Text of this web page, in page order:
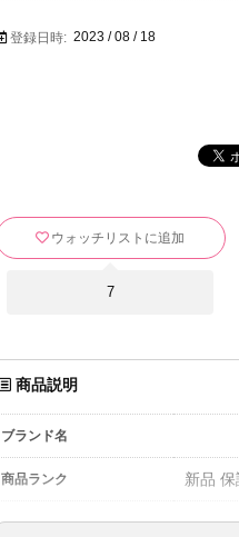
登録日時: 2023 / 08 / 18
ウォッチリストに追加
7
商品説明
ブランド名
商品ランク 新品
参考定価